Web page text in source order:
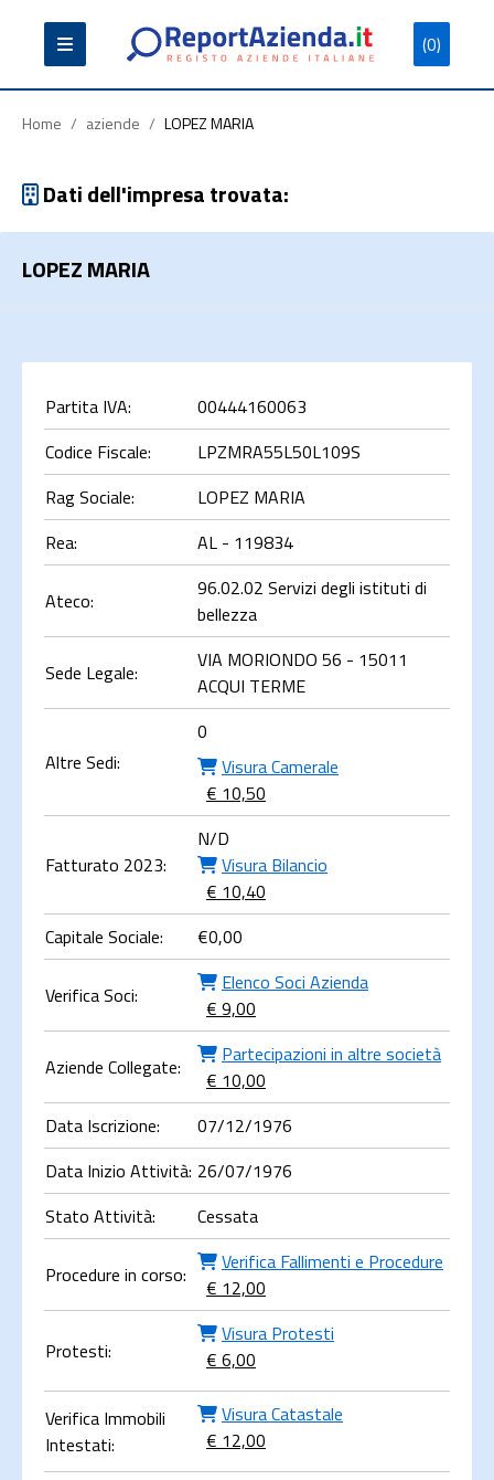
(0)
Partita
Iva
Codice
Fiscale
Ragione
Sociale
Cerca
Home / aziende / LOPEZ MARIA
Dati dell'impresa trovata:
LOPEZ MARIA
Partita IVA:
00444160063
Codice Fiscale:
LPZMRA55L50L109S
Rag Sociale:
LOPEZ MARIA
Rea:
AL - 119834
Ateco:
96.02.02 Servizi degli istituti di
bellezza
Sede Legale:
VIA MORIONDO 56 - 15011
ACQUI TERME
Altre Sedi:
0
Visura Camerale
€ 10,50
Fatturato 2023:
N/D
Visura Bilancio
€ 10,40
Capitale Sociale:
€0,00
Verifica Soci:
Elenco Soci Azienda
€ 9,00
Aziende Collegate:
Partecipazioni in altre società
€ 10,00
Data Iscrizione:
07/12/1976
Data Inizio Attività: 26/07/1976
Stato Attività:
Cessata
Procedure in corso:
Verifica Fallimenti e Procedure
€ 12,00
Protesti:
Visura Protesti
€ 6,00
Verifica Immobili
Intestati:
Visura Catastale
€ 12,00